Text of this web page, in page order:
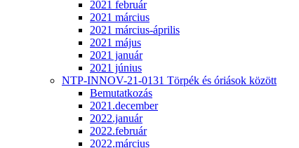
2021 február
2021 március
2021 március-április
2021 május
2021 január
2021 június
NTP-INNOV-21-0131 Törpék és óriások között
Bemutatkozás
2021.december
2022.január
2022.február
2022.március